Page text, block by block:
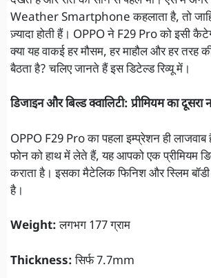
Weather Smartphone कहलाता है, तो
ज़्यादा होती हैं। OPPO ने F29 Pro को इसी
क्या यह वाकई हर मौसम, हर माहौल और हर तरह
बैठता है? चलिए जानते हैं इस डिटेल्ड रिव्यू में।
डिजाइन और बिल्ड क्वालिटी: प्रीमियम का दूसरा
OPPO F29 Pro का पहला इम्प्रेशन ही
फोन को हाथ में लेते हैं, यह आपको एक प्रीमियम
कराता है। इसका मैटेलिक फिनिश और स्लिम बॉडी
है।
Weight:लगभग 177 ग्राम
Thickness:सिर्फ 7.7mm